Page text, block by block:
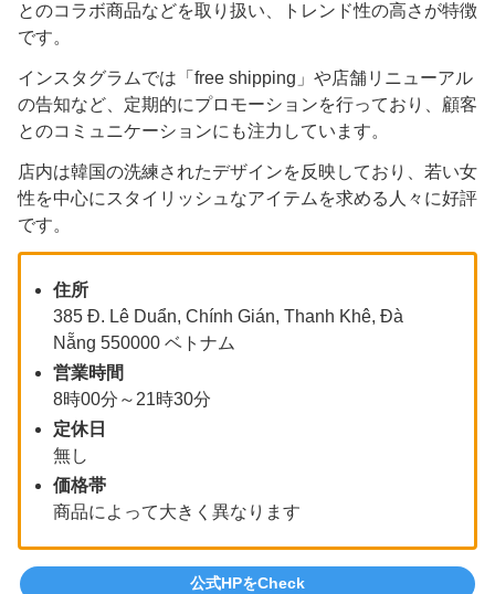
とのコラボ商品などを取り扱い、トレンド性の高さが特徴
です。
インスタグラムでは「free shipping」や店舗リニューアル
の告知など、定期的にプロモーションを行っており、顧客
とのコミュニケーションにも注力しています。
店内は韓国の洗練されたデザインを反映しており、若い女
性を中心にスタイリッシュなアイテムを求める人々に好評
です。
住所
385 Đ. Lê Duẩn, Chính Gián, Thanh Khê, Đà
Nẵng 550000 ベトナム
営業時間
8時00分～21時30分
定休日
無し
価格帯
商品によって大きく異なります
公式HPをCheck